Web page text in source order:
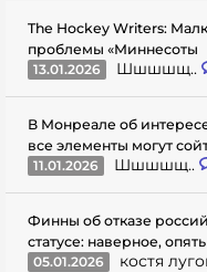
The Hockey Writers:
проблемы «Миннесоты
13.01.2026
Шшшшщ..
В Монреале об
все элементы могут
11.01.2026
Шшшшщ..
Финны об отказе
статусе: наверное,
05.01.2026
костя